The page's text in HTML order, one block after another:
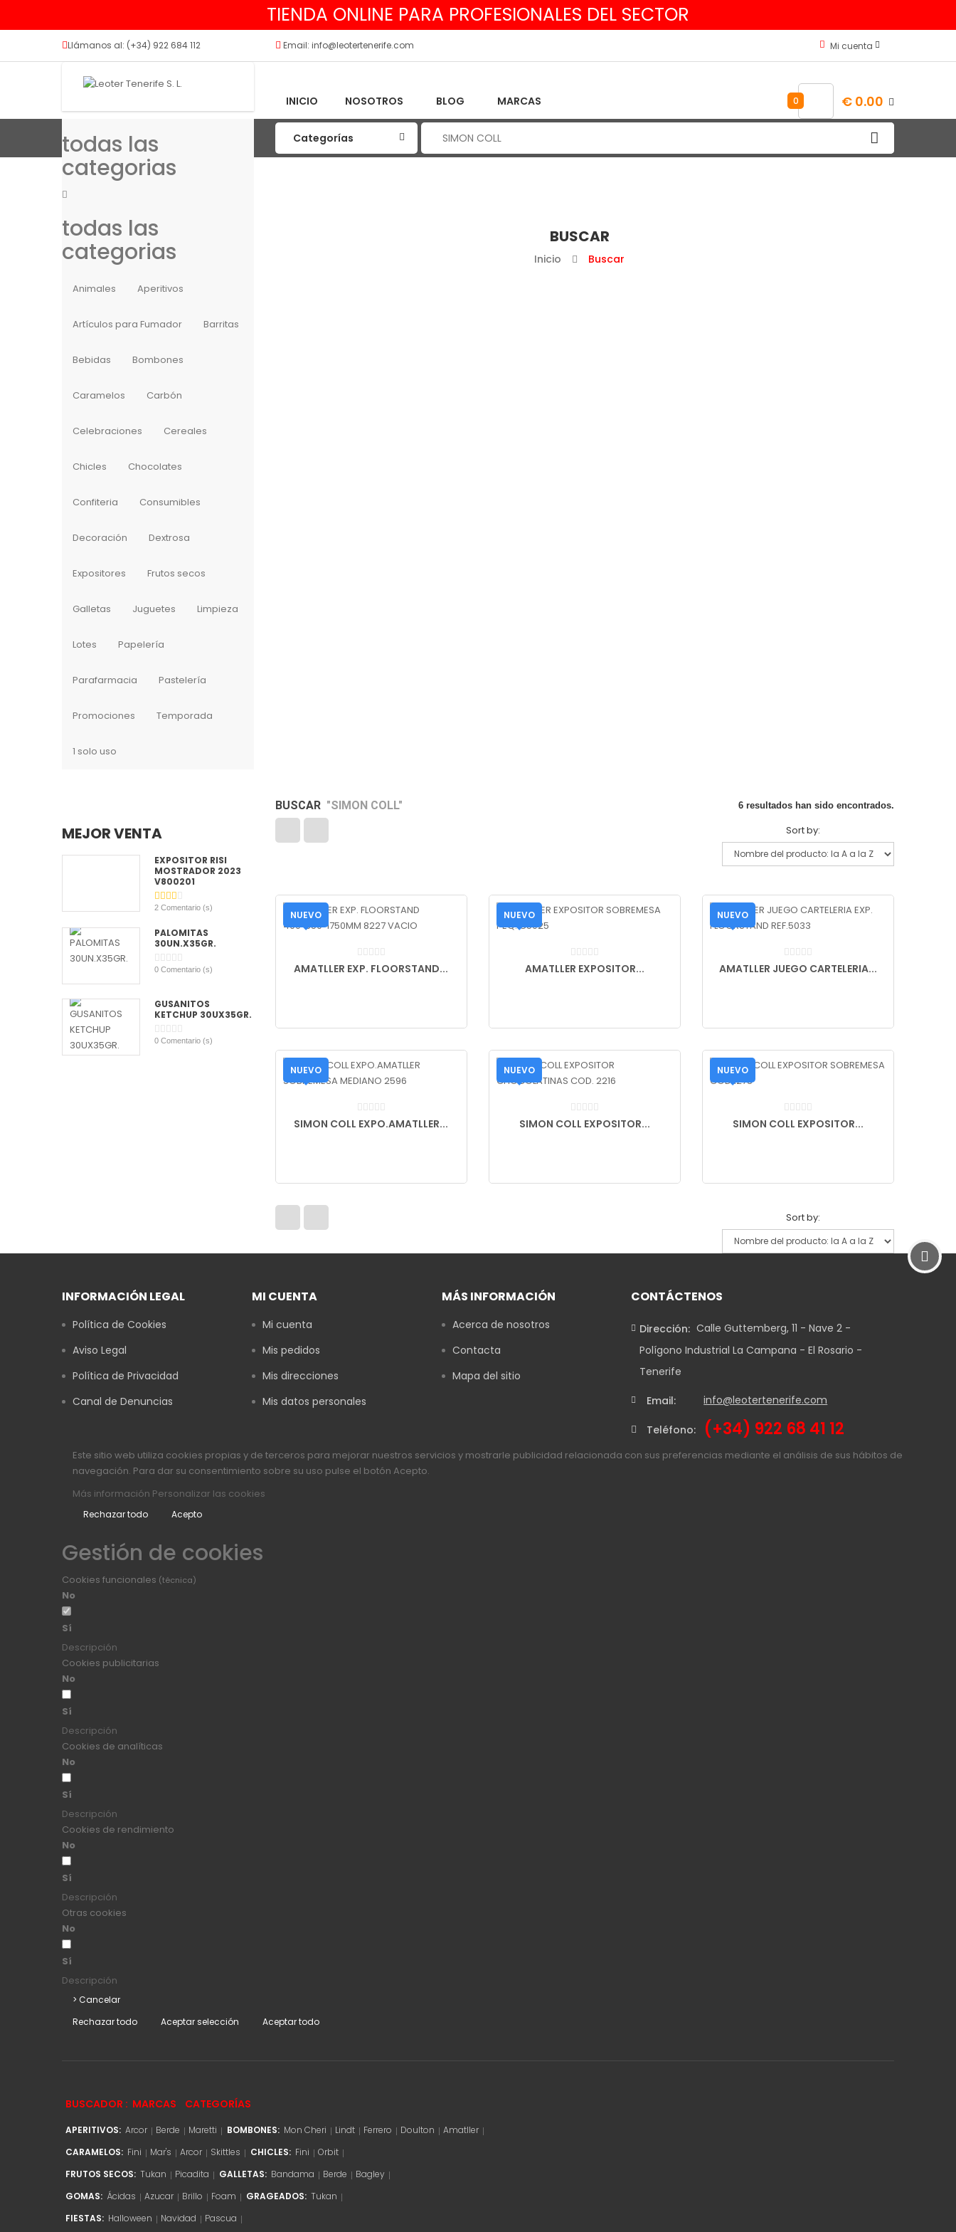
TIENDA ONLINE PARA PROFESIONALES DEL SECTOR
Llámanos al: (+34) 922 684 112 Email: info@leotertenerife.com Mi cuenta
INICIO NOSOTROS BLOG MARCAS 0 € 0.00
todas las
categorias
todas las
categorias
Animales Aperitivos
Artículos para Fumador Barritas
Bebidas Bombones
Caramelos Carbón
Celebraciones Cereales
Chicles Chocolates
Confiteria Consumibles
Decoración Dextrosa
Expositores Frutos secos
Galletas Juguetes Limpieza
Lotes Papelería
Parafarmacia Pastelería
Promociones Temporada
1 solo uso
BUSCAR
Inicio Buscar
MEJOR VENTA
EXPOSITOR RISI
MOSTRADOR 2023
V800201
2 Comentario (s)
PALOMITAS
30UN.X35GR.
0 Comentario (s)
GUSANITOS
KETCHUP 30UX35GR.
0 Comentario (s)
BUSCAR "SIMON COLL" 6 resultados han sido encontrados.
Sort by:
NUEVO
AMATLLER EXP. FLOORSTAND...
NUEVO
AMATLLER EXPOSITOR...
NUEVO
AMATLLER JUEGO CARTELERIA...
NUEVO
SIMON COLL EXPO.AMATLLER...
NUEVO
SIMON COLL EXPOSITOR...
NUEVO
SIMON COLL EXPOSITOR...
Sort by:
INFORMACIÓN LEGAL
Política de Cookies
Aviso Legal
Política de Privacidad
Canal de Denuncias
MI CUENTA
Mi cuenta
Mis pedidos
Mis direcciones
Mis datos personales
MÁS INFORMACIÓN
Acerca de nosotros
Contacta
Mapa del sitio
CONTÁCTENOS
Dirección: Calle Guttemberg, 11 - Nave 2 -
Polígono Industrial La Campana - El Rosario -
Tenerife
Email: info@leotertenerife.com
Teléfono: (+34) 922 68 41 12
Este sitio web utiliza cookies propias y de terceros para mejorar nuestros servicios y mostrarle publicidad relacionada con sus preferencias mediante el análisis de sus hábitos de
navegación. Para dar su consentimiento sobre su uso pulse el botón Acepto.
Más información Personalizar las cookies
Rechazar todo Acepto
Gestión de cookies
Cookies funcionales (técnica)
No
Sí
Descripción
Cookies publicitarias
No
Sí
Descripción
Cookies de analíticas
No
Sí
Descripción
Cookies de rendimiento
No
Sí
Descripción
Otras cookies
No
Sí
Descripción
> Cancelar
Rechazar todo
Aceptar selección Aceptar todo
BUSCADOR : MARCAS CATEGORÍAS
APERITIVOS: Arcor Berde Maretti BOMBONES: Mon Cheri Lindt Ferrero Doulton
Amatller
CARAMELOS: Fini Mar's Arcor Skittles CHICLES: Fini
Orbit
FRUTOS SECOS: Tukan Picadita GALLETAS: Bandama Berde
Bagley
GOMAS: Ácidas Azucar Brillo Foam GRAGEADOS: Tukan
FIESTAS: Halloween Navidad Pascua